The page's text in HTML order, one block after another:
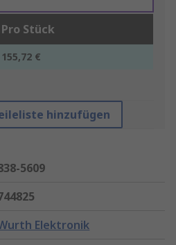
Pro Stück
155,72 €
hinzufügen
5609
Elektronik